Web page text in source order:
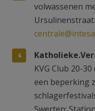
volwassenen
Ursulinenstraat
KVG Club 20-
een beperking